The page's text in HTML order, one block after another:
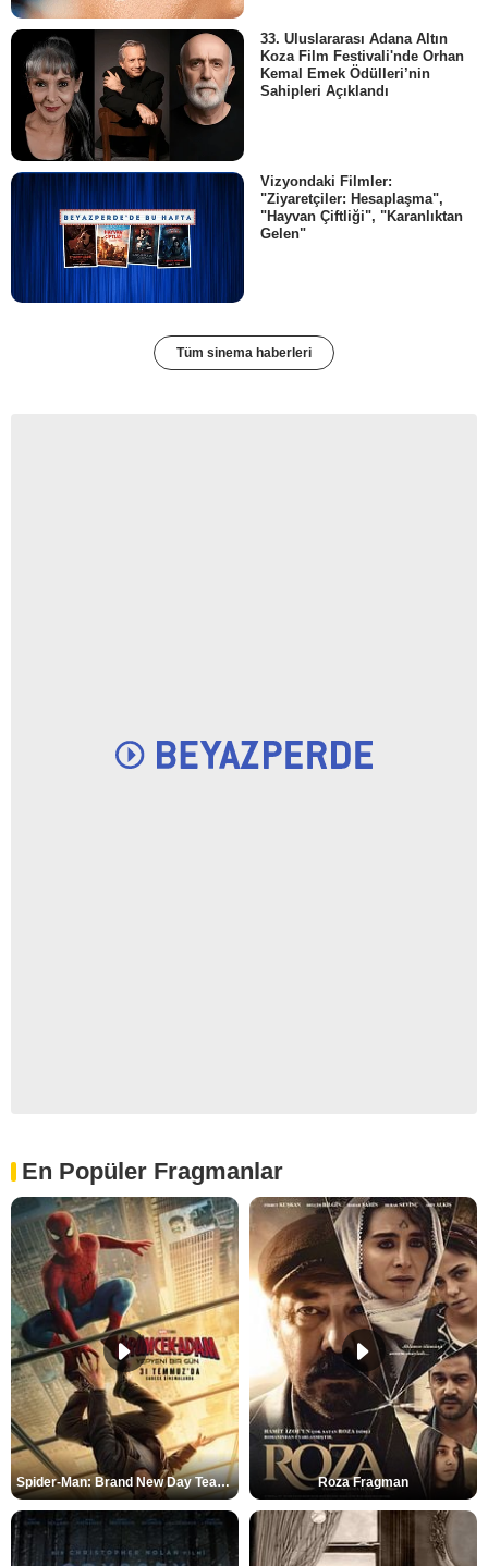
33. Uluslararası Adana Altın
Koza Film Festivali'nde Orhan
Kemal Emek Ödülleri’nin
Sahipleri Açıklandı
Vizyondaki Filmler:
"Ziyaretçiler: Hesaplaşma",
"Hayvan Çiftliği", "Karanlıktan
Gelen"
Tüm sinema haberleri
En Popüler Fragmanlar
Spider-Man: Brand New Day Teaser Roza Fragman